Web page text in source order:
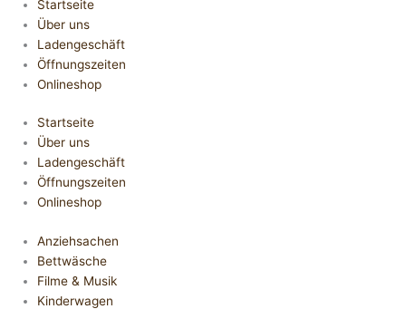
Startseite
Über uns
Ladengeschäft
Öffnungszeiten
Onlineshop
Startseite
Über uns
Ladengeschäft
Öffnungszeiten
Onlineshop
Anziehsachen
Bettwäsche
Filme & Musik
Kinderwagen